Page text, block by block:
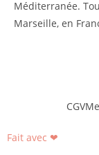
Méditerranée.
Marseille, en
CGV
Fait avec ❤